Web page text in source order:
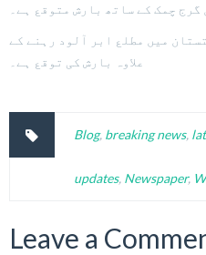
گرج چمک کے ساتھ بارش متوقع ہے۔
میں مطلع ابر آلود رہنے کے
علاوہ بارش کی توقع ہے۔
Blog, breaking news,
updates, Newspaper,
Leave a